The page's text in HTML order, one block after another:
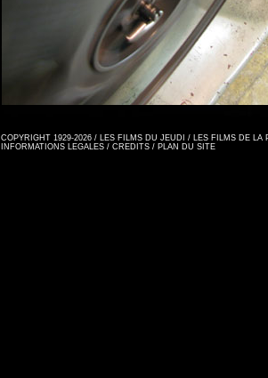
COPYRIGHT 1929-2026 / LES FILMS DU JEUDI / LES FILMS DE LA
INFORMATIONS LEGALES / CREDITS / PLAN DU SITE